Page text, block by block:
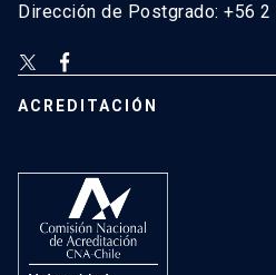
Dirección de Postgrado: +56 2
ACREDITACIÓN